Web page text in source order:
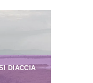
DIACCIA